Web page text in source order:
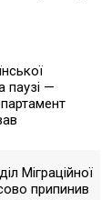
паузі —
Міграційної
припинив